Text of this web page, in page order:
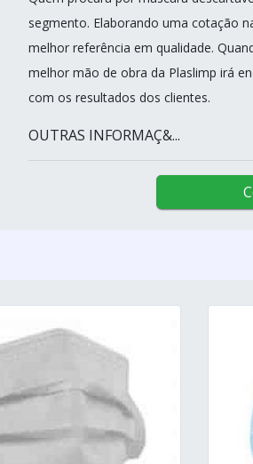
segmento. Elaborando uma cotação
melhor referência em qualidade.
melhor mão de obra da Plaslimp irá
com os resultados dos clientes.
OUTRAS INFORMAÇ&...